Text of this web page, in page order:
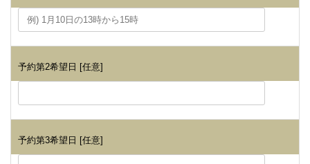
予約第2希望日 [任意]
予約第3希望日 [任意]